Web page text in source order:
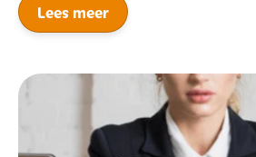
Lees meer